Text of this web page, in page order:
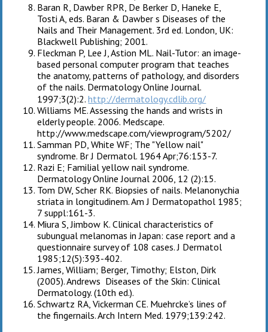
Baran R, Dawber RPR, De Berker D, Haneke E,
Tosti A, eds. Baran & Dawber s Diseases of the
Nails and Their Management. 3rd ed. London, UK:
Blackwell Publishing; 2001.
Fleckman P, Lee J, Astion ML. Nail-Tutor: an image-
based personal computer program that teaches
the anatomy, patterns of pathology, and disorders
of the nails. Dermatology Online Journal.
1997;3(2):2.http://dermatology.cdlib.org/
Williams ME. Assessing the hands and wrists in
elderly people. 2006. Medscape.
http://www.medscape.com/viewprogram/5202/
Samman PD, White WF; The "Yellow nail"
syndrome. Br J Dermatol. 1964 Apr;76:153-7.
Razi E; Familial yellow nail syndrome.
Dermatology Online Journal 2006, 12 (2):15.
Tom DW, Scher RK. Biopsies of nails. Melanonychia
striata in longitudinem. Am J Dermatopathol 1985;
7 suppl:161-3.
Miura S, Jimbow K. Clinical characteristics of
subungual melanomas in Japan: case report and a
questionnaire survey of 108 cases. J Dermatol
1985;12(5):393-402.
James, William; Berger, Timothy; Elston, Dirk
(2005). Andrews Diseases of the Skin: Clinical
Dermatology. (10th ed.).
Schwartz RA, Vickerman CE. Muehrcke’s lines of
the fingernails. Arch Intern Med. 1979;139:242.